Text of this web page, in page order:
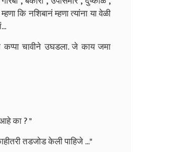
कि नशिबानं म्हणा त्यांना या वेळी
चावीने उघडला. जे काय जमा
का ? "
तडजोड केली पाहिजे ..."